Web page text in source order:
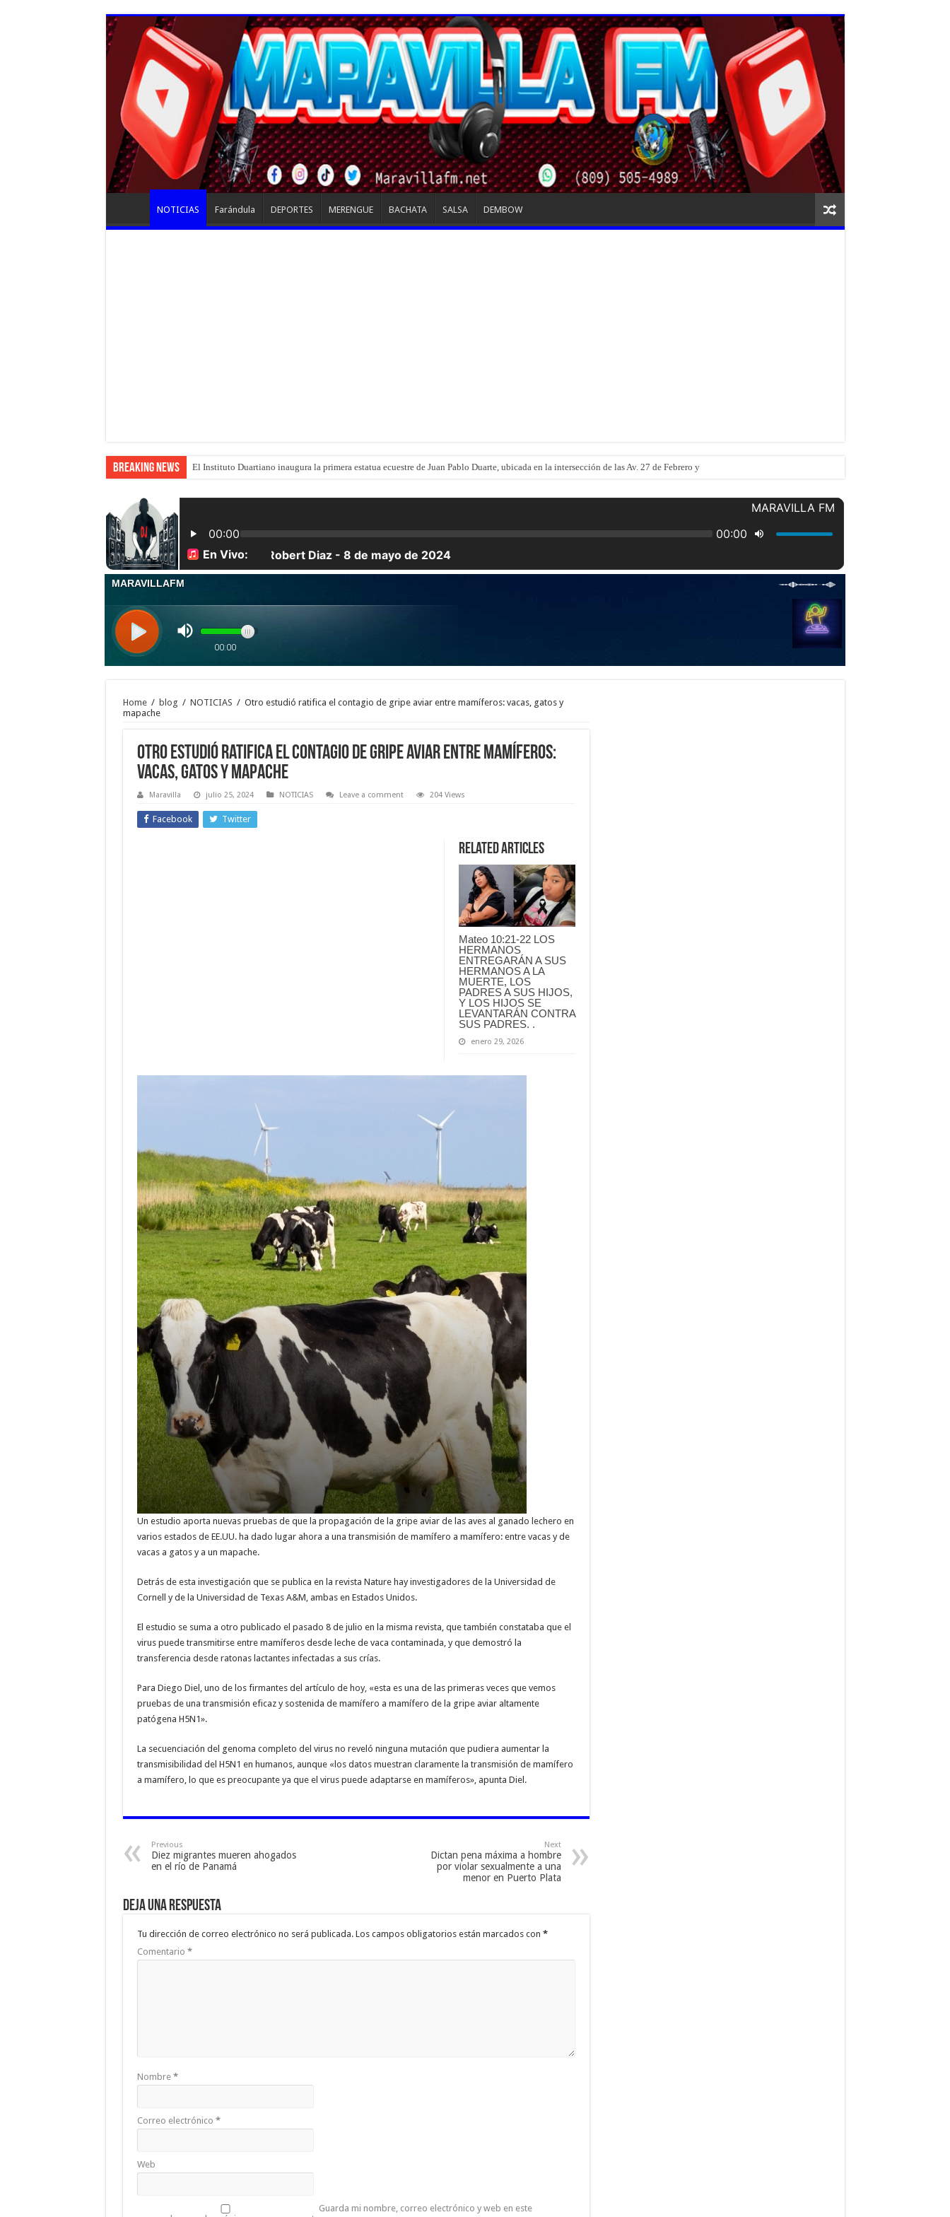
NOTICIAS Farándula DEPORTES MERENGUE BACHATA SALSA DEMBOW
Breaking News
Home / blog / NOTICIAS / Otro estudió ratifica el contagio de gripe aviar entre mamíferos: vacas, gatos y
mapache
Otro estudió ratifica el contagio de gripe aviar entre mamíferos:
vacas, gatos y mapache
Maravilla julio 25, 2024 NOTICIAS Leave a comment 204 Views
Facebook Twitter
Related Articles
Mateo 10:21-22 LOS
HERMANOS
ENTREGARÁN A SUS
HERMANOS A LA
MUERTE, LOS
PADRES A SUS HIJOS,
Y LOS HIJOS SE
LEVANTARÁN CONTRA
SUS PADRES. .
enero 29, 2026
Un estudio aporta nuevas pruebas de que la propagación de la gripe aviar de las aves al ganado lechero en
varios estados de EE.UU. ha dado lugar ahora a una transmisión de mamífero a mamífero: entre vacas y de
vacas a gatos y a un mapache.
Detrás de esta investigación que se publica en la revista Nature hay investigadores de la Universidad de
Cornell y de la Universidad de Texas A&M, ambas en Estados Unidos.
El estudio se suma a otro publicado el pasado 8 de julio en la misma revista, que también constataba que el
virus puede transmitirse entre mamíferos desde leche de vaca contaminada, y que demostró la
transferencia desde ratonas lactantes infectadas a sus crías.
Para Diego Diel, uno de los firmantes del artículo de hoy, «esta es una de las primeras veces que vemos
pruebas de una transmisión eficaz y sostenida de mamífero a mamífero de la gripe aviar altamente
patógena H5N1».
La secuenciación del genoma completo del virus no reveló ninguna mutación que pudiera aumentar la
transmisibilidad del H5N1 en humanos, aunque «los datos muestran claramente la transmisión de mamífero
a mamífero, lo que es preocupante ya que el virus puede adaptarse en mamíferos», apunta Diel.
Previous
Diez migrantes mueren ahogados
en el río de Panamá
Next
Dictan pena máxima a hombre
por violar sexualmente a una
menor en Puerto Plata
Deja una respuesta
Tu dirección de correo electrónico no será publicada. Los campos obligatorios están marcados con *
Comentario *
Nombre *
Correo electrónico *
Web
Guarda mi nombre, correo electrónico y web en este